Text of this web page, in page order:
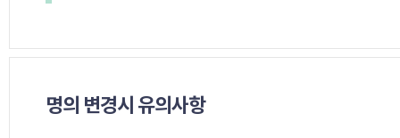
명의 변경시 유의사항